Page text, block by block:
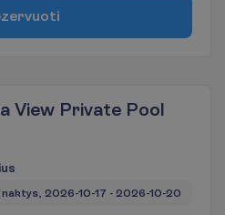
zervuoti
View Private Pool
ius
naktys, 2026-10-17 - 2026-10-20